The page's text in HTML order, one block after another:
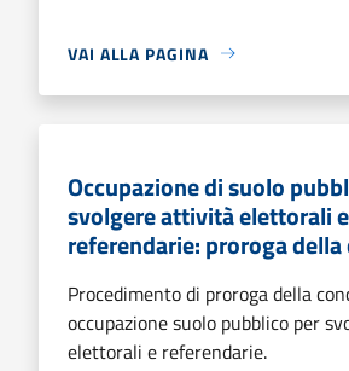
VAI ALLA PAGINA
Occupazione di suolo
svolgere attività elettorali e
referendarie: proroga
Procedimento di proroga della
occupazione suolo pubblico per
elettorali e referendarie.